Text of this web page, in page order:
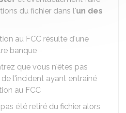
du fichier dans l'un des
au FCC résulte d'une
banque
que vous n'êtes pas
l'incident ayant entraîné
au FCC
été retiré du fichier alors